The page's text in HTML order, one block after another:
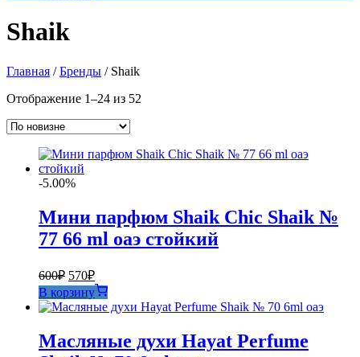
Shaik
Главная /Бренды / Shaik
Отображение 1–24 из 52
-5.00%
Мини парфюм Shaik Chic Shaik №
77 66 ml оаэ стойкий
600₽ Первоначальная
цена
составляла
570₽Текущая
цена:
570₽.
В корзину
Масляные духи Hayat Perfume